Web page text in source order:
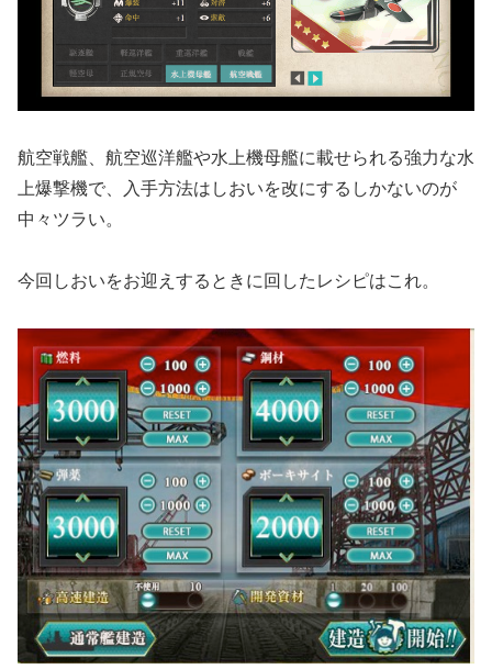
航空戦艦、航空巡洋艦や水上機母艦に載せられる強力な水
上爆撃機で、入手方法はしおいを改にするしかないのが
中々ツラい。
今回しおいをお迎えするときに回したレシピはこれ。